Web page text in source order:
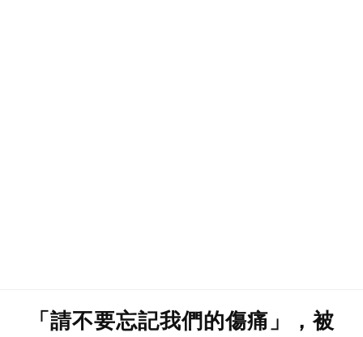
「請不要忘記我們的傷痛」，被